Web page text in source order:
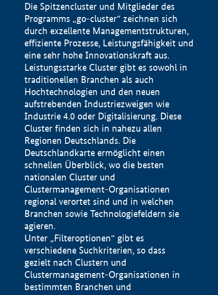
Die Spitzencluster und Mitglieder des
Programms „go-cluster“ zeichnen sich
durch exzellente Managementstrukturen,
effiziente Prozesse, Leistungsfähigkeit und
eine sehr hohe Innovationskraft aus.
Leistungsstarke Cluster gibt es sowohl in
traditionellen Branchen als auch
Hochtechnologien und den neuen
aufstrebenden Industriezweigen wie
Industrie 4.0 oder Digitalisierung. Diese
Cluster finden sich in nahezu allen
Regionen Deutschlands. Die
Deutschlandkarte ermöglicht einen
schnellen Überblick, wo die besten
nationalen Cluster und
Clustermanagement-Organisationen
regional verortet sind und in welchen
Branchen sowie Technologiefeldern sie
agieren.
Unter „Filteroptionen“ gibt es
verschiedene Suchkriterien, so dass
gezielt nach Clustern und
Clustermanagement-Organisationen in
bestimmten Branchen und
Impressum
Datenschutzerklärung
BMWE, 2026 ©
100 km © Geobasis-DE / BKG 2015